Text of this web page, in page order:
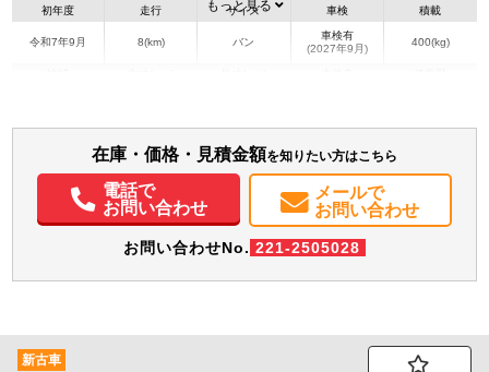
初年度
令和7年9月
走行
8(km)
サイズ
バン
車検
車検有
(2027年9月)
積載
400(kg)
装備情報
パワステ パワーウィンドウ 電動格納ミラー
記録簿（一部含む）
取扱説明書（一部含む）
メンテナンスノート（保証書）
もっと見る
在庫・価格・見積金額を知りたい方はこちら
電話で
お問い合わせ
メールで
お問い合わせ
お問い合わせNo. 221-2505028
新古車